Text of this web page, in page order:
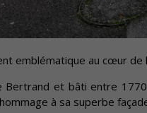
emblématique au cœur de
Bertrand et bâti entre
à sa superbe